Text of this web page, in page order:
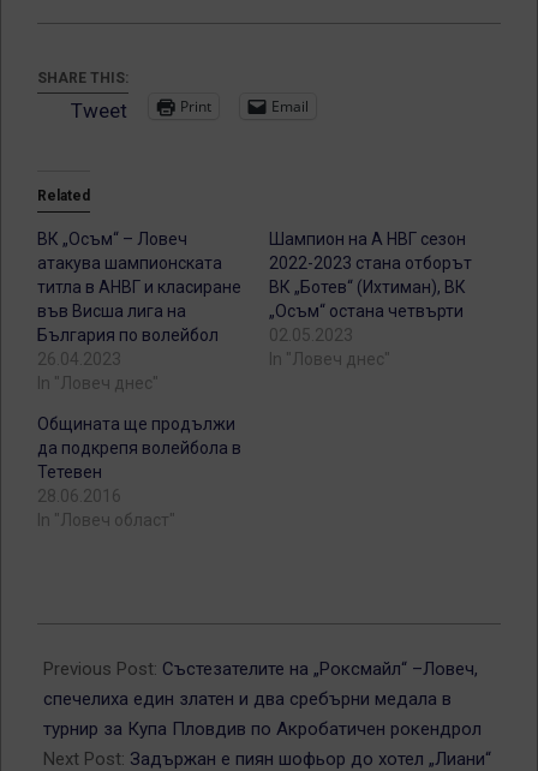
SHARE THIS:
Tweet Print Email
Related
ВК „Осъм“ – Ловеч
атакува шампионската
титла в АНВГ и класиране
във Висша лига на
България по волейбол
26.04.2023
In "Ловеч днес"
Шампион на А НВГ сезон
2022-2023 стана отборът
ВК „Ботев“ (Ихтиман), ВК
„Осъм“ остана четвърти
02.05.2023
In "Ловеч днес"
Общината ще продължи
да подкрепя волейбола в
Тетевен
28.06.2016
In "Ловеч област"
03-
27
Previous Post: Състезателите на „Роксмайл“ –Ловеч,
спечелиха един златен и два сребърни медала в
турнир за Купа Пловдив по Акробатичен рокендрол
Next Post: Задържан е пиян шофьор до хотел „Лиани“